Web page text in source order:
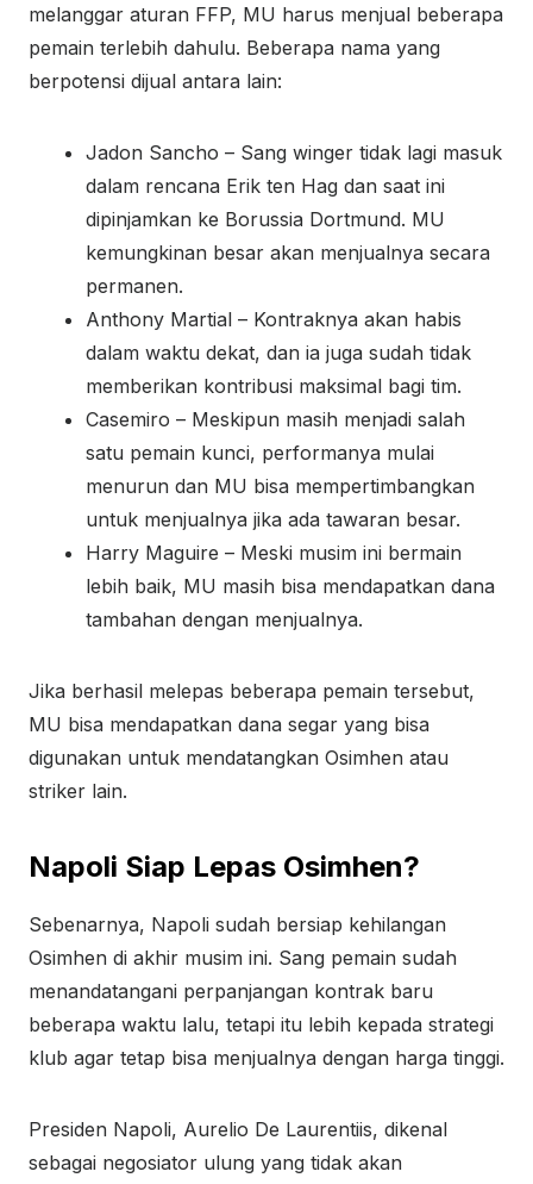
melanggar aturan FFP, MU harus menjual beberapa
pemain terlebih dahulu. Beberapa nama yang
berpotensi dijual antara lain:
Jadon Sancho – Sang winger tidak lagi masuk
dalam rencana Erik ten Hag dan saat ini
dipinjamkan ke Borussia Dortmund. MU
kemungkinan besar akan menjualnya secara
permanen.
Anthony Martial – Kontraknya akan habis
dalam waktu dekat, dan ia juga sudah tidak
memberikan kontribusi maksimal bagi tim.
Casemiro – Meskipun masih menjadi salah
satu pemain kunci, performanya mulai
menurun dan MU bisa mempertimbangkan
untuk menjualnya jika ada tawaran besar.
Harry Maguire – Meski musim ini bermain
lebih baik, MU masih bisa mendapatkan dana
tambahan dengan menjualnya.
Jika berhasil melepas beberapa pemain tersebut,
MU bisa mendapatkan dana segar yang bisa
digunakan untuk mendatangkan Osimhen atau
striker lain.
Napoli Siap Lepas Osimhen?
Sebenarnya, Napoli sudah bersiap kehilangan
Osimhen di akhir musim ini. Sang pemain sudah
menandatangani perpanjangan kontrak baru
beberapa waktu lalu, tetapi itu lebih kepada strategi
klub agar tetap bisa menjualnya dengan harga tinggi.
Presiden Napoli, Aurelio De Laurentiis, dikenal
sebagai negosiator ulung yang tidak akan